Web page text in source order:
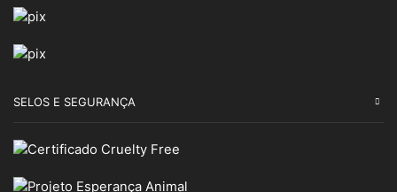
SELOS E SEGURANÇA